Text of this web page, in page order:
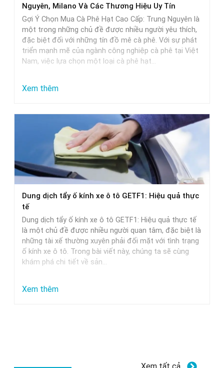
lựa
chọn
Nguyên, Milano Và Các Thương Hiệu Uy Tín
Gợi Ý Chọn Mua Cà Phê Hạt Cao Cấp: Trung Nguyên là
một trong những chủ đề được nhiều người yêu thích,
đặc biệt đối với những tín đồ mê cà phê. Với sự phát
triển mạnh mẽ của ngành công nghiệp cà phê tại Việt
Nam, việc lựa chọn một loại cà phê hạt…
Xem thêm:
Ý
Chọn
Mua
Cà
Phê
Hạt
Cao
Cấp:
Trung
Nguyên,
Milano
Dung dịch tẩy ố kính xe ô tô GETF1: Hiệu quả thực
tế
Dung dịch tẩy ố kính xe ô tô GETF1: Hiệu quả thực tế
là một chủ đề được nhiều người quan tâm, đặc biệt là
những tài xế thường xuyên phải đối mặt với tình trạng
ố kính xe ô tô. Trong bài viết này, chúng ta sẽ cùng
khám phá chi tiết về sản…
Xem thêm: